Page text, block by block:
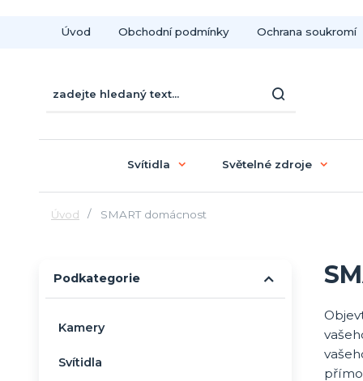
Úvod Obchodní podmínky Ochrana soukromí
Svítidla Světelné zdroje
Úvod SMART domácnost
Podkategorie
Kamery
Svítidla